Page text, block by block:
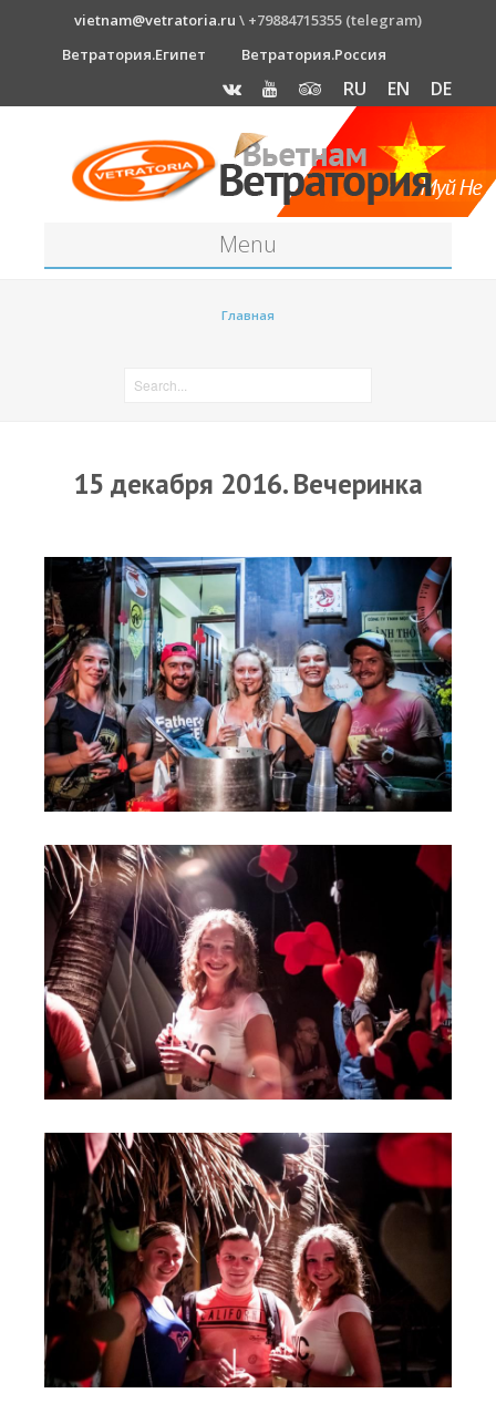
vietnam@vetratoria.ru \ +79884715355 (telegram)
Ветратория.Египет
Ветратория.Россия
RU EN DE
Menu
Новости
Медиа
Фото
Видео
Места катания
Наши станции
Ветратория.Дахаб
Ветратория Россия
Ветратория.Вьетнам
Цены
Обучение Виндсерфингу
Прокат виндсерфинга и винг фойла
Классический серфинг и SUP
Продажа оборудования
Обучение кайтсерфингу
Система скидок
Обучение Wing Foil
Главная
15 декабря 2016. Вечеринка